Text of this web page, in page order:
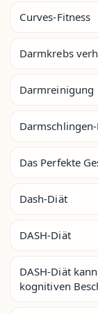
Curves-Fitness
Darmkrebs
Darmreinigung
Das Perfekte
Dash-Diät
DASH-Diät
DASH-Diät
kognitiven